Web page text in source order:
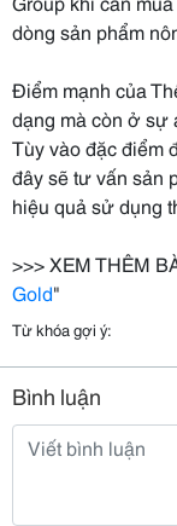
dòng sản phẩm
Điểm mạnh của
dạng mà còn ở sự
Tùy vào đặc điểm
đây sẽ tư vấn sản
hiệu quả sử dụng
>>> XEM THÊM
Gold"
Từ khóa gợi ý:
Bình luận